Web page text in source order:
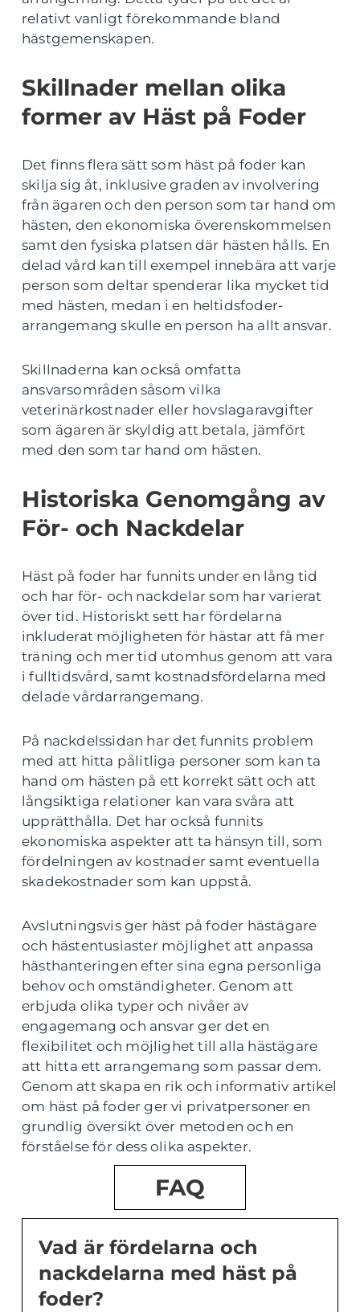
relativt vanligt förekommande bland
hästgemenskapen.
Skillnader mellan olika
former av Häst på Foder
Det finns flera sätt som häst på foder kan
skilja sig åt, inklusive graden av involvering
från ägaren och den person som tar hand om
hästen, den ekonomiska överenskommelsen
samt den fysiska platsen där hästen hålls. En
delad vård kan till exempel innebära att varje
person som deltar spenderar lika mycket tid
med hästen, medan i en heltidsfoder-
arrangemang skulle en person ha allt ansvar.
Skillnaderna kan också omfatta
ansvarsområden såsom vilka
veterinärkostnader eller hovslagaravgifter
som ägaren är skyldig att betala, jämfört
med den som tar hand om hästen.
Historiska Genomgång av
För- och Nackdelar
Häst på foder har funnits under en lång tid
och har för- och nackdelar som har varierat
över tid. Historiskt sett har fördelarna
inkluderat möjligheten för hästar att få mer
träning och mer tid utomhus genom att vara
i fulltidsvård, samt kostnadsfördelarna med
delade vårdarrangemang.
På nackdelssidan har det funnits problem
med att hitta pålitliga personer som kan ta
hand om hästen på ett korrekt sätt och att
långsiktiga relationer kan vara svåra att
upprätthålla. Det har också funnits
ekonomiska aspekter att ta hänsyn till, som
fördelningen av kostnader samt eventuella
skadekostnader som kan uppstå.
Avslutningsvis ger häst på foder hästägare
och hästentusiaster möjlighet att anpassa
hästhanteringen efter sina egna personliga
behov och omständigheter. Genom att
erbjuda olika typer och nivåer av
engagemang och ansvar ger det en
flexibilitet och möjlighet till alla hästägare
att hitta ett arrangemang som passar dem.
Genom att skapa en rik och informativ artikel
om häst på foder ger vi privatpersoner en
grundlig översikt över metoden och en
förståelse för dess olika aspekter.
FAQ
Vad är fördelarna och
nackdelarna med häst på
foder?